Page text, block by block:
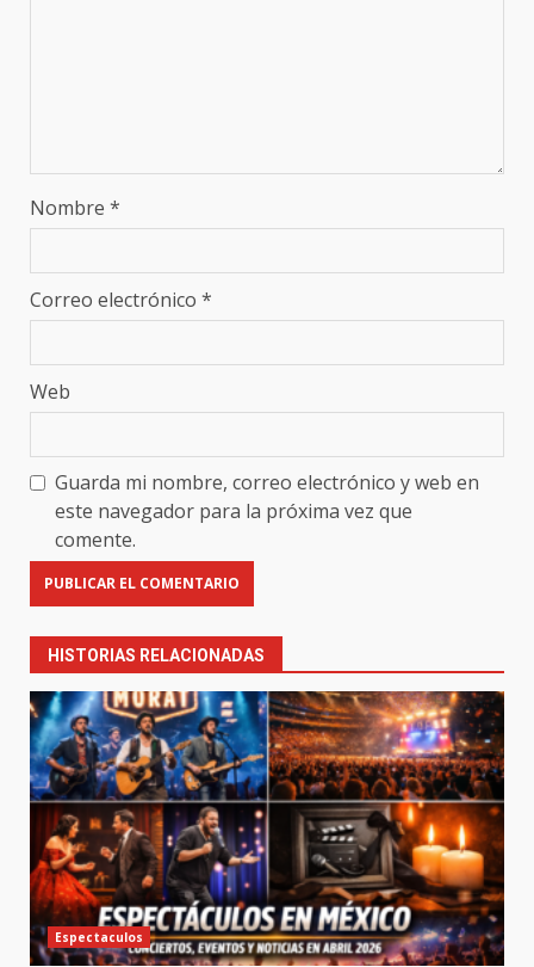
Nombre *
Correo electrónico *
Web
Guarda mi nombre, correo electrónico y web en
este navegador para la próxima vez que
comente.
HISTORIAS RELACIONADAS
Espectaculos